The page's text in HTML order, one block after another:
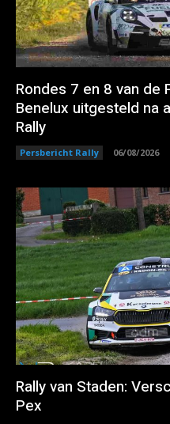
Rondes 7 en 8 van de
Benelux uitgesteld na
Rally
Persbericht Rally 06/08/2026
Rally van Staden:
Pex